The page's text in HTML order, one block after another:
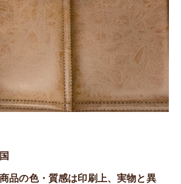
品の色・質感は印刷上、実物と異